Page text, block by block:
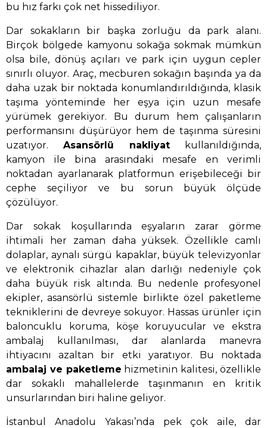
bu hız farkı çok net hissediliyor.
Dar sokakların bir başka zorluğu da park alanı.
Birçok bölgede kamyonu sokağa sokmak mümkün
olsa bile, dönüş açıları ve park için uygun cepler
sınırlı oluyor. Araç, mecburen sokağın başında ya da
daha uzak bir noktada konumlandırıldığında, klasik
taşıma yönteminde her eşya için uzun mesafe
yürümek gerekiyor. Bu durum hem çalışanların
performansını düşürüyor hem de taşınma süresini
uzatıyor. Asansörlü nakliyat kullanıldığında,
kamyon ile bina arasındaki mesafe en verimli
noktadan ayarlanarak platformun erişebileceği bir
cephe seçiliyor ve bu sorun büyük ölçüde
çözülüyor.
Dar sokak koşullarında eşyaların zarar görme
ihtimali her zaman daha yüksek. Özellikle camlı
dolaplar, aynalı sürgü kapaklar, büyük televizyonlar
ve elektronik cihazlar alan darlığı nedeniyle çok
daha büyük risk altında. Bu nedenle profesyonel
ekipler, asansörlü sistemle birlikte özel paketleme
tekniklerini de devreye sokuyor. Hassas ürünler için
baloncuklu koruma, köşe koruyucular ve ekstra
ambalaj kullanılması, dar alanlarda manevra
ihtiyacını azaltan bir etki yaratıyor. Bu noktada
ambalaj ve paketleme hizmetinin kalitesi, özellikle
dar sokaklı mahallelerde taşınmanın en kritik
unsurlarından biri haline geliyor.
İstanbul Anadolu Yakası’nda pek çok aile, dar